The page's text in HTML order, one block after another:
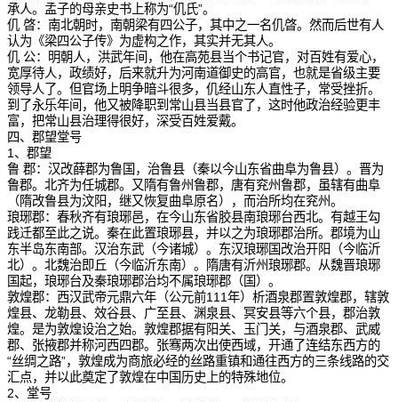
承人。孟子的母亲史书上称为“仉氏”。
仉 晵：南北朝时，南朝梁有四公子，其中之一名仉晵。然而后世有人
认为《梁四公子传》为虚构之作，其实并无其人。
仉 公：明朝人，洪武年间，他在高苑县当个书记官，对百姓有爱心，
宽厚待人，政绩好，后来就升为河南道御史的高官，也就是省级主要
领导人了。但官场上明争暗斗很多，仉经山东人直性子，常受挫折。
到了永乐年间，他又被降职到常山县当县官了，这时他政治经验更丰
富，把常山县治理得很好，深受百姓爱戴。
四、郡望堂号
1、郡望
鲁 郡：汉改薛郡为鲁国，治鲁县（秦以今山东省曲阜为鲁县）。晋为
鲁郡。北齐为任城郡。又隋有鲁州鲁郡，唐有兖州鲁郡，虽辖有曲阜
（隋改鲁县为汶阳，继又恢复曲阜原名），而治所均在兖州。
琅琊郡：春秋齐有琅琊邑，在今山东省胶县南琅琊台西北。有越王勾
践迁都至此之说。秦在此置琅琊县，并以之为琅琊郡治所。郡境为山
东半岛东南部。汉治东武（今诸城）。东汉琅琊国改治开阳（今临沂
北）。北魏治即丘（今临沂东南）。隋唐有沂州琅琊郡。从魏晋琅琊
国起，琅琊台及秦琅琊郡治均不属琅琊郡（国）。
敦煌郡：西汉武帝元鼎六年（公元前111年）析酒泉郡置敦煌郡，辖敦
煌县、龙勒县、效谷县、广至县、渊泉县、冥安县等六个县，郡治敦
煌。是为敦煌设治之始。敦煌郡据有阳关、玉门关，与酒泉郡、武威
郡、张掖郡并称河西四郡。张骞两次出使西域，开通了连结东西方的
“丝绸之路”，敦煌成为商旅必经的丝路重镇和通往西方的三条线路的交
汇点，并以此奠定了敦煌在中国历史上的特殊地位。
2、堂号